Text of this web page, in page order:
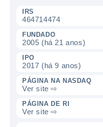
IRS
464714474
FUNDADO
2005 (há 21 anos)
IPO
2017 (há 9 anos)
PÁGINA NA NASDAQ
Ver site ⇨
PÁGINA DE RI
Ver site ⇨